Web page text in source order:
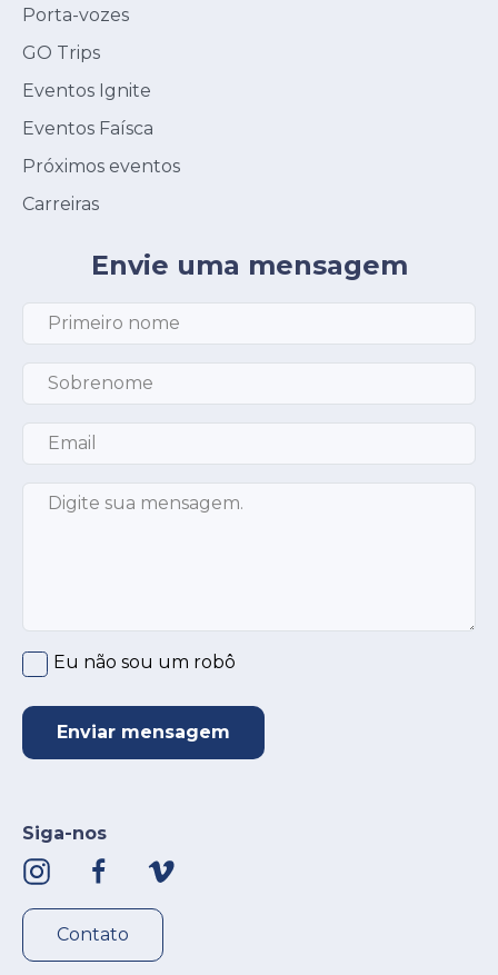
Porta-vozes
GO Trips
Eventos Ignite
Eventos Faísca
Próximos eventos
Carreiras
Envie uma mensagem
Primeiro nome
Sobrenome
Email
Mensagem
Clique no círculo abaixo*
Eu não sou um robô
Enviar mensagem
Siga-nos
Contato